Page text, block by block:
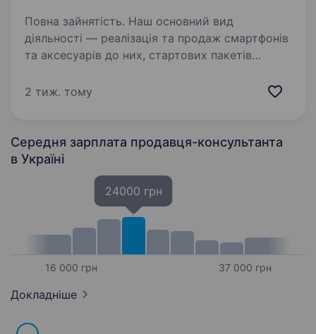
Повна зайнятість. Наш основний вид
діяльності — реалізація та продаж смартфонів
та аксесуарів до них, стартових пакетів
Працюємо на ринку більше 10 років.
2 тиж. тому
Середня зарплата продавця-консультанта
в Україні
16 000 грн
24000 грн
37 000 грн
Докладніше